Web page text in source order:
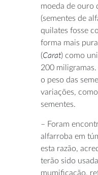
moeda de ouro
(sementes de
quilates fosse
forma mais
(Carat) como
200
o peso das
variações,
sementes.
– Foram
alfarroba em
esta razão,
terão sido
mumificação,